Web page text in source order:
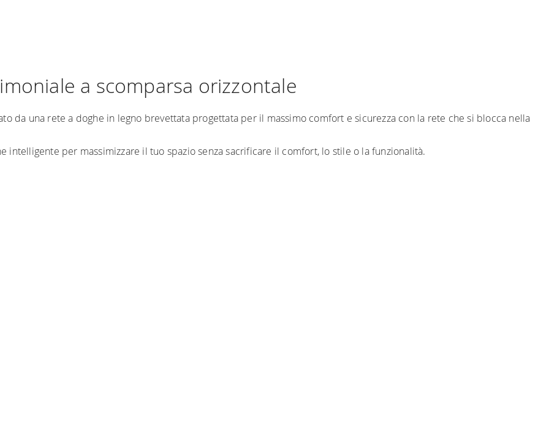
a scomparsa orizzontale
da una rete a doghe in legno brevettata progettata per il massimo comfort e sicurezza con la rete che si blocca nella
intelligente per massimizzare il tuo spazio senza sacrificare il comfort, lo stile o la funzionalità.